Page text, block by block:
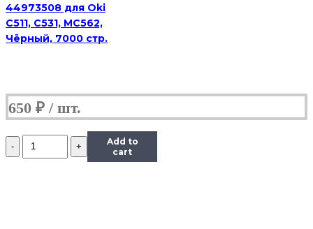
44973508 для Oki
C511, C531, MC562,
Чёрный, 7000 стр.
650 ₽
Количество
Чип
Add to
cart